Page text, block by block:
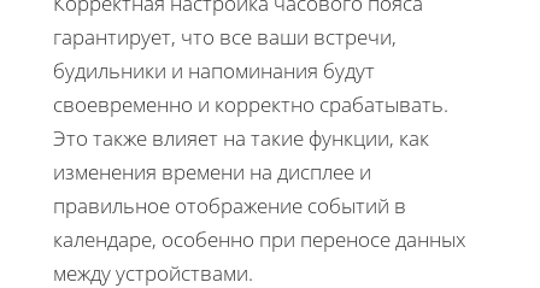
гарантирует, что все ваши встречи,
будильники и напоминания будут
своевременно и корректно срабатывать.
Это также влияет на такие функции, как
изменения времени на дисплее и
правильное отображение событий в
календаре, особенно при переносе данных
между устройствами.